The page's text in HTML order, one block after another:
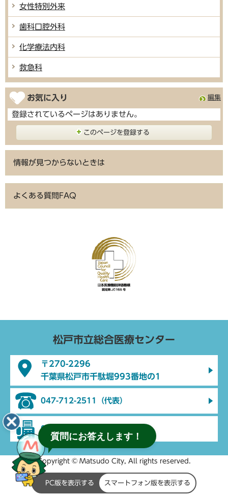
女性特別外来
歯科口腔外科
化学療法内科
救急科
お気に入り 編集
登録されているページはありません。
このページを登録する
情報が見つからないときは
よくある質問FAQ
松戸市立総合医療センター
〒270-2296
千葉県松戸市千駄堀993番地の1
047-712-2511（代表）
047-712-2512（代表）
Copyright © Matsudo City, All rights reserved.
PC版を表示する スマートフォン版を表示する
質問にお答えします！